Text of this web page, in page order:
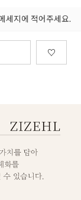
세지에 적어주세요.
♡